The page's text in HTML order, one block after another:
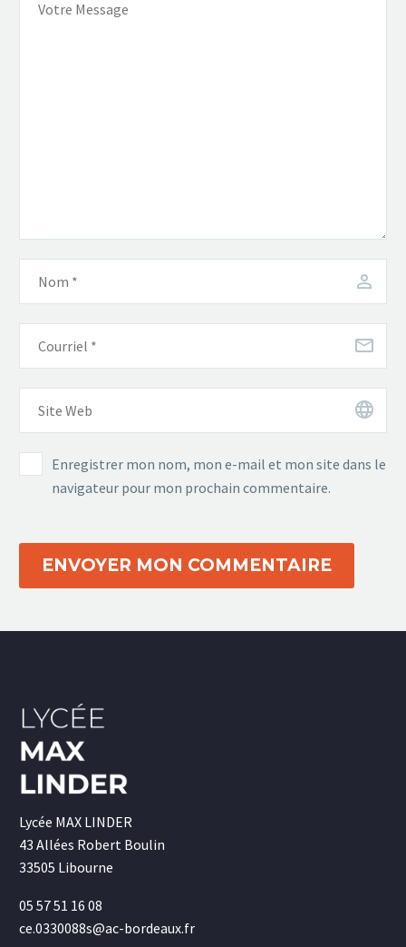
Enregistrer mon nom, mon e-mail et mon site dans le
navigateur pour mon prochain commentaire.
ENVOYER MON COMMENTAIRE
Lycée MAX LINDER
43 Allées Robert Boulin
33505 Libourne
05 57 51 16 08
ce.0330088s@ac-bordeaux.fr